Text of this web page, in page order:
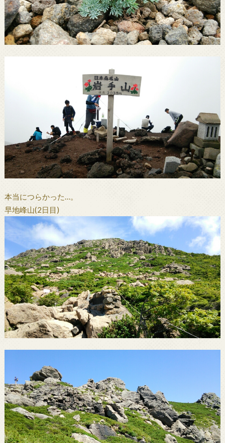
本当につらかった…。
早地峰山(2日目)